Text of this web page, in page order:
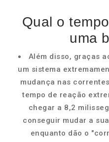
Qual o
uma
Além disso, graças
um sistema
mudança nas
tempo de reação
chegar a 8,2
conseguir mudar a
enquanto dão o